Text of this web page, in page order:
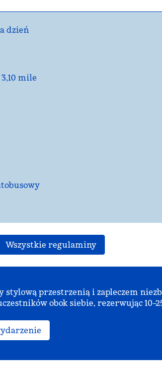
dzień
mile
Wszystkie regulaminy
stylową przestrzenią i zapleczem
obok siebie, rezerwując